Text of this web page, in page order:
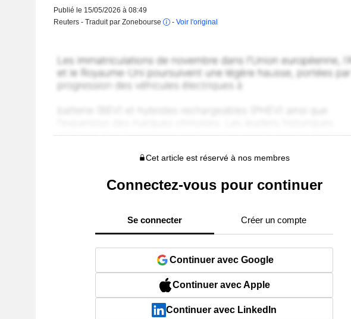
Publié le 15/05/2026 à 08:49
Reuters - Traduit par Zonebourse
- Voir l'original
Cet article est réservé à nos membres
Connectez-vous pour continuer
Se connecter Créer un compte
Continuer avec Google
Continuer avec Apple
Continuer avec LinkedIn